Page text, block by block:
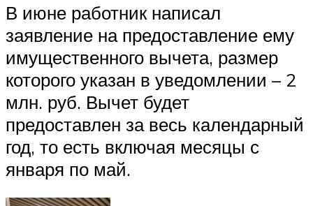
В июне работник написал
заявление на предоставление ему
имущественного вычета, размер
которого указан в уведомлении – 2
млн. руб. Вычет будет
предоставлен за весь календарный
год, то есть включая месяцы с
января по май.